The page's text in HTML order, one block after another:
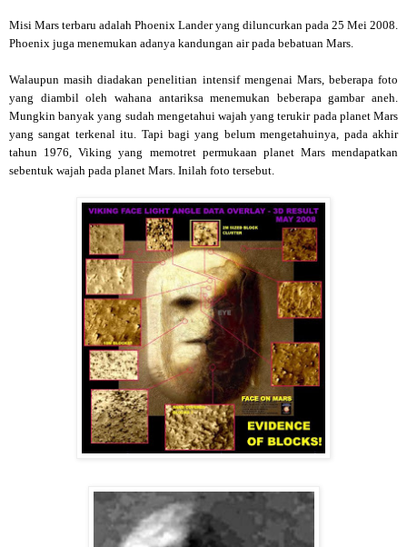
Misi Mars terbaru adalah Phoenix Lander yang diluncurkan pada 25 Mei 2008.
Phoenix juga menemukan adanya kandungan air pada bebatuan Mars.
Walaupun masih diadakan penelitian intensif mengenai Mars, beberapa foto
yang diambil oleh wahana antariksa menemukan beberapa gambar aneh.
Mungkin banyak yang sudah mengetahui wajah yang terukir pada planet Mars
yang sangat terkenal itu. Tapi bagi yang belum mengetahuinya, pada akhir
tahun 1976, Viking yang memotret permukaan planet Mars mendapatkan
sebentuk wajah pada planet Mars. Inilah foto tersebut.